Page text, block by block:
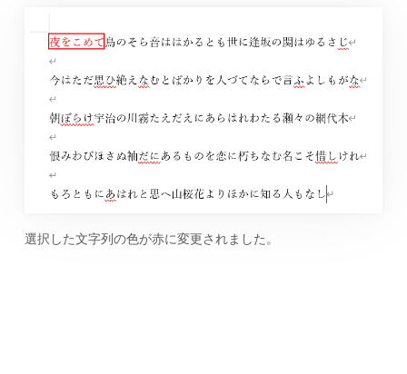
選択した文字列の色が赤に変更されました。